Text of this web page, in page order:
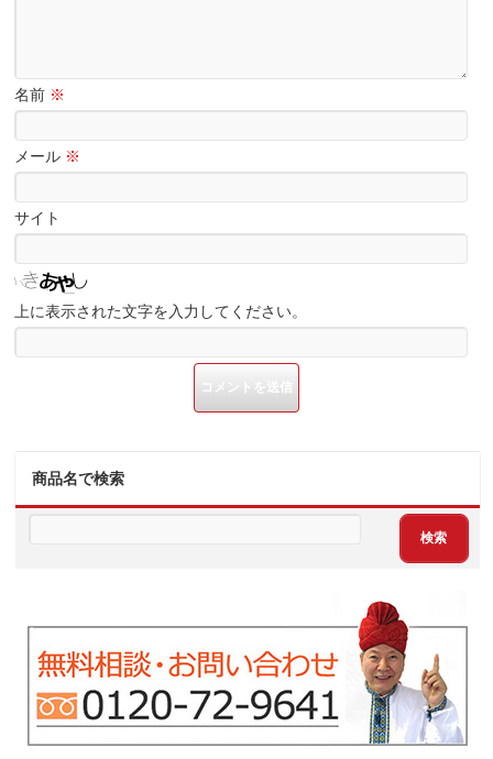
名前 ※
メール ※
サイト
上に表示された文字を入力してください。
商品名で検索